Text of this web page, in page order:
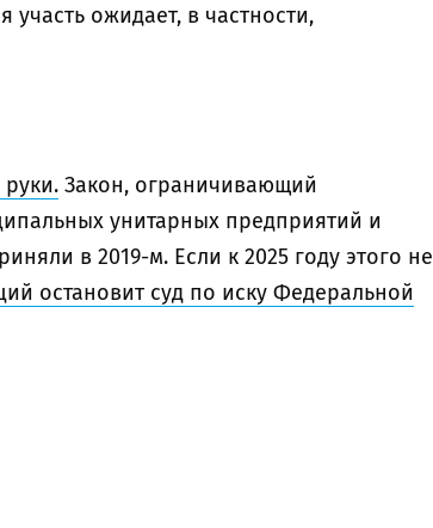
ожидает, в частности,
руки. Закон, ограничивающий
унитарных предприятий и
в 2019-м. Если к 2025 году этого не
остановит суд по иску Федеральной